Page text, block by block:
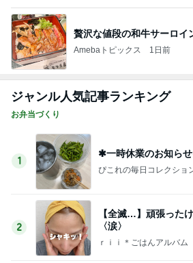
贅沢な値段の和牛サーロイ
Amebaトピックス 1日前
ジャンル人気記事ランキング
お弁当づくり
1
✱一時休業のお知ら
ぴこれの毎日コレクショ
2
【全滅…】頑張った
〈涙〉
ｒｉｉ＊ごはんアルバム